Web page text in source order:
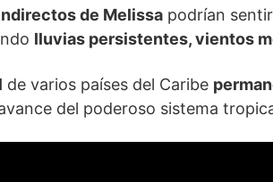
de Melissa podrían
lluvias persistentes, vientos
de varios países del Caribe
del poderoso sistema